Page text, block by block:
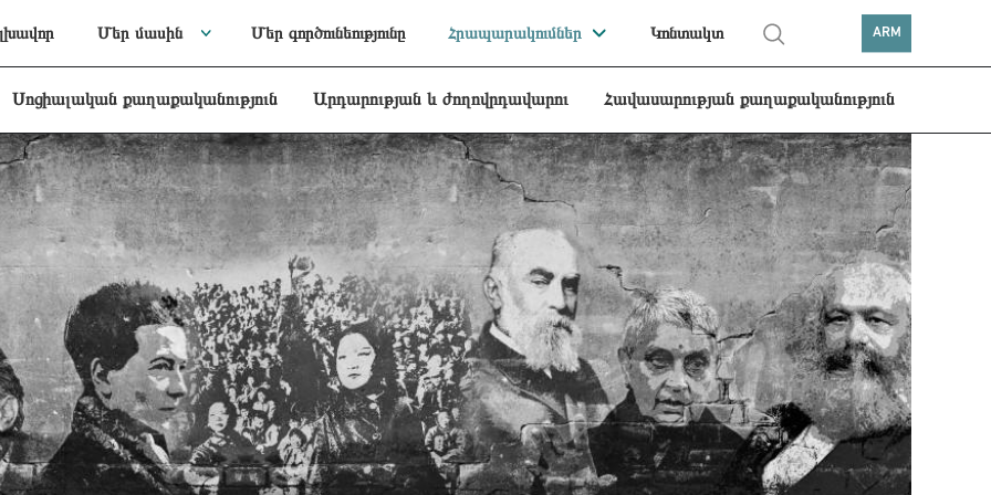
Մեր մասին Մեր գործունեությունը Հրապարակումներ Կոնտակտ ARM
Սոցիալական քաղաքականություն Արդարության և ժողովրդավարու Հավասարության քաղաքականություն